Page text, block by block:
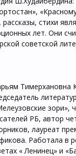
стихи
лет. Они
советской
Тимерхановна
зори»,
РБ, автор
лауреат
Работала в
« Ленинец» и